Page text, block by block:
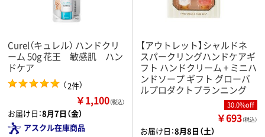
Curel（キュレル） ハンドクリ
ーム 50g 花王 敏感肌 ハン
ドケア
（2件）
￥1,100（税込）
お届け日：8月7日（金）
アスクル在庫商品
【アウトレット】シャルドネ
スパークリングハンドケアギ
フト ハンドクリーム + ミニハ
ンドソープ ギフト グローバ
ルプロダクトプランニング
30.0%off
￥693（税込）
お届け日：8月8日（土）